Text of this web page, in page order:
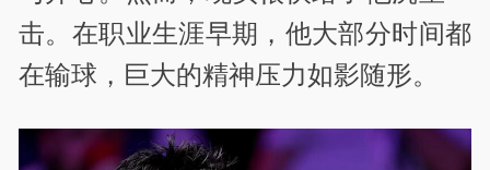
击。在职业生涯早期，他大部分时间都
在输球，巨大的精神压力如影随形。